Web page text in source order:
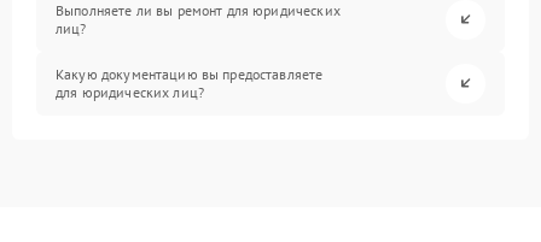
Выполняете ли вы ремонт для юридических
лиц?
Какую документацию вы предоставляете
для юридических лиц?